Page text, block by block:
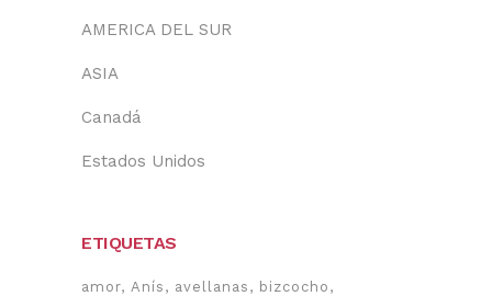
AMERICA DEL SUR
ASIA
Canadá
Estados Unidos
ETIQUETAS
amor Anís avellanas
bizcocho